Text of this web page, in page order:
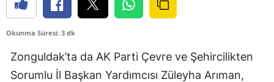
Okunma Süresi: 3 dk
Zonguldak’ta da AK Parti Çevre ve Şehircilikten
Sorumlu İl Başkan Yardımcısı Züleyha Arıman,